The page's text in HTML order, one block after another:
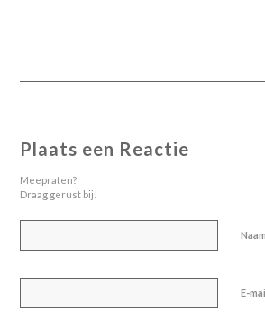
Plaats een Reactie
Meepraten?
Draag gerust bij!
Naam
E-mail